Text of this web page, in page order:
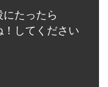
にたったら
！してください